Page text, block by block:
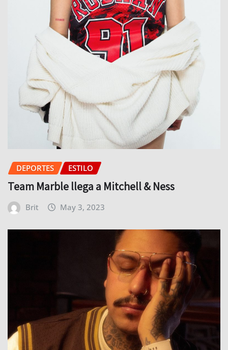
DEPORTES ESTILO
Team Marble llega a Mitchell & Ness
Brit May 3, 2023